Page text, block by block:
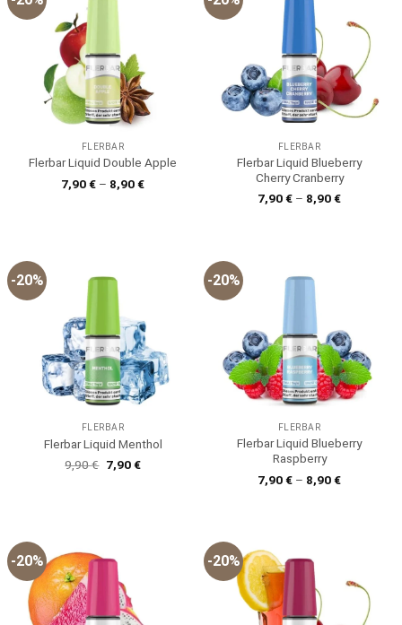
FLERBAR
Flerbar Liquid Double Apple
7,90€ – 8,90€
FLERBAR
Flerbar Liquid Blueberry
Cherry Cranberry
7,90€ – 8,90€
-20%
FLERBAR
Flerbar Liquid Menthol
9,90€ Ursprünglicher
Preis
7,90€Aktueller
-20%
FLERBAR
Flerbar Liquid Blueberry
Raspberry
7,90€ – 8,90€
-20% -20%